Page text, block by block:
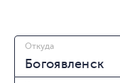
Откуда